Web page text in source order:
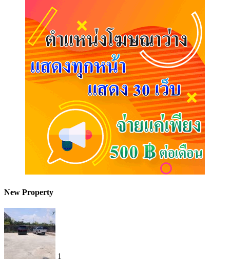
New Property
1